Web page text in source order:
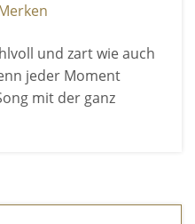
und zart wie auch
jeder Moment
mit der ganz